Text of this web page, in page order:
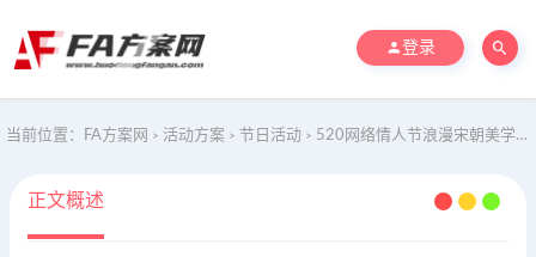
登录
当前位置： FA方案网 > 活动方案 > 节日活动 > 520网络情人节浪漫宋朝美学地产联谊活动策划方案
正文概述